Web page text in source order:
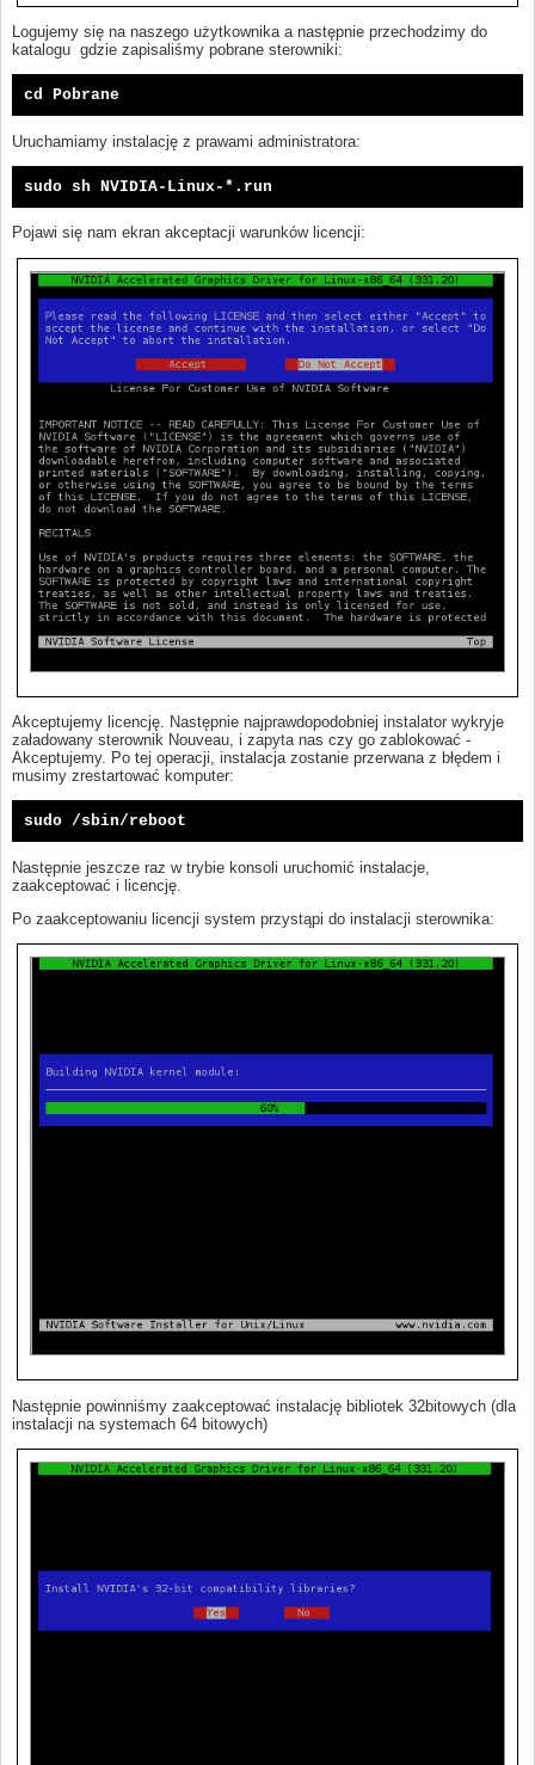
Logujemy się na naszego użytkownika a następnie przechodzimy do
katalogu gdzie zapisaliśmy pobrane sterowniki:
cd Pobrane
Uruchamiamy instalację z prawami administratora:
sudo sh NVIDIA-Linux-*.run
Pojawi się nam ekran akceptacji warunków licencji:
Akceptujemy licencję. Następnie najprawdopodobniej instalator wykryje
załadowany sterownik Nouveau, i zapyta nas czy go zablokować -
Akceptujemy. Po tej operacji, instalacja zostanie przerwana z błędem i
musimy zrestartować komputer:
sudo /sbin/reboot
Następnie jeszcze raz w trybie konsoli uruchomić instalacje,
zaakceptować i licencję.
Po zaakceptowaniu licencji system przystąpi do instalacji sterownika:
Następnie powinniśmy zaakceptować instalację bibliotek 32bitowych (dla
instalacji na systemach 64 bitowych)